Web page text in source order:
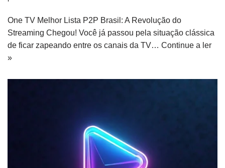
One TV Melhor Lista P2P Brasil: A Revolução do
Streaming Chegou! Você já passou pela situação clássica
de ficar zapeando entre os canais da TV… Continue a ler
»